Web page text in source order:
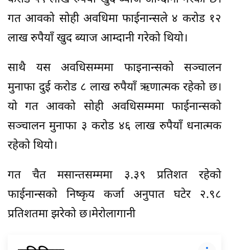
गत आवको सोही अवधिमा फाईनान्सले ४ करोड १२
लाख रुपैयाँ खुद ब्याज आम्दानी गरेको थियो।
साथै यस अवधिसम्ममा फाइनान्सको सञ्चालन
मुनाफा दुई करोड ८ लाख रुपैयाँ ऋणात्मक रहेको छ।
यो गत आवको सोही अवधिसम्ममा फाईनान्सको
सञ्चालन मुनाफा ३ करोड ४६ लाख रुपैयाँ धनात्मक
रहेको थियो।
गत चैत मसान्तसम्ममा ३.३९ प्रतिशत रहेको
फाईनान्सको निष्कृय कर्जा अनुपात घटेर २.९८
प्रतिशतमा झरेको छ।मेरोलागानी